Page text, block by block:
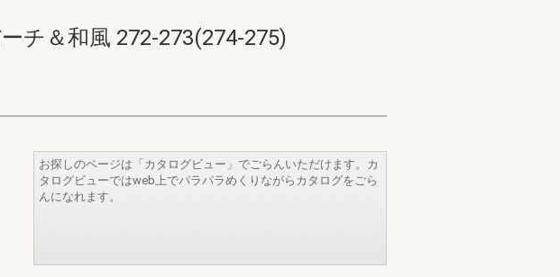
チ＆和風 272-273(274-275)
お探しのページは「カタログビュー」でごらんいただけます。カ
タログビューではweb上でパラパラめくりながらカタログをごら
んになれます。